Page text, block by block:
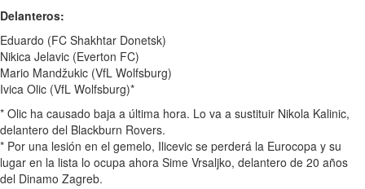
Delanteros:
Eduardo (FC Shakhtar Donetsk)
Nikica Jelavic (Everton FC)
Mario Mandžukic (VfL Wolfsburg)
Ivica Olic (VfL Wolfsburg)*
* Olic ha causado baja a última hora. Lo va a sustituir Nikola Kalinic,
delantero del Blackburn Rovers.
* Por una lesión en el gemelo, Ilicevic se perderá la Eurocopa y su
lugar en la lista lo ocupa ahora Sime Vrsaljko, delantero de 20 años
del Dinamo Zagreb.